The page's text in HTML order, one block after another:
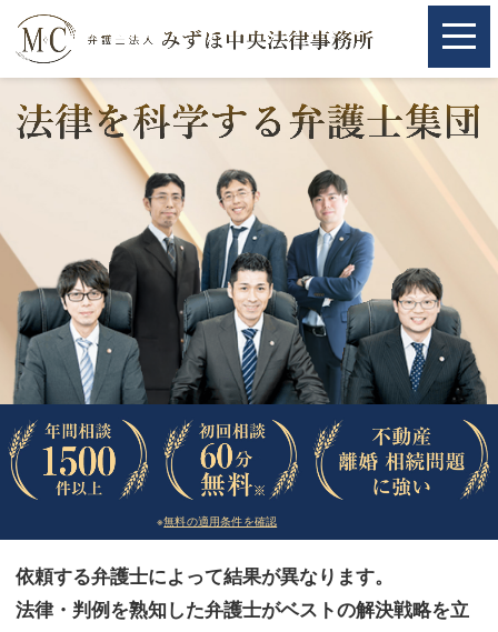
ホーム
相続・遺言
離婚（夫婦間トラブル）
企業法務
労働問題（解雇，残業等）
刑事弁護
交通事故
法律相談など（その他）
お客様へ
※無料の適用条件を確認
依頼する弁護士によって結果が異なります。
法律・判例を熟知した弁護士がベストの解決戦略を立
ホーム
相続・遺言
離婚（夫婦間トラブル）
企業法務
労働問題（解雇，残業等）
刑事弁護
交通事故
法律相談など（その他）
お客様へ